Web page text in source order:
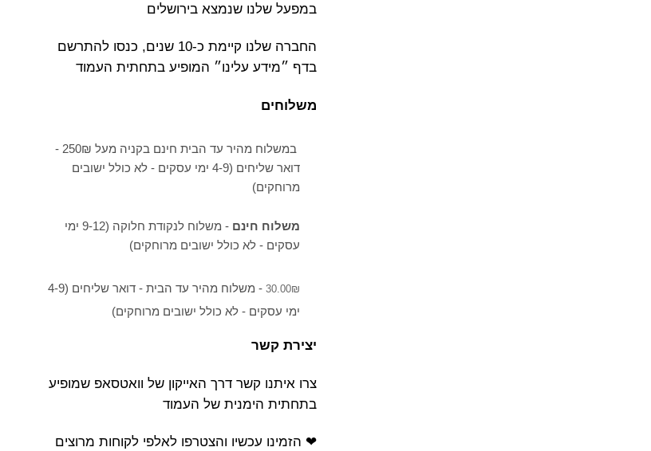
במפעל שלנו שנמצא בירושלים
החברה שלנו קיימת כ-10 שנים, כנסו להתרשם
בדף ״מידע עלינו״ המופיע בתחתית העמוד
משלוחים
במשלוח מהיר עד הבית חינם בקניה מעל 250₪ -
דואר שליחים (4-9 ימי עסקים - לא כולל ישובים
מרוחקים)
משלוח חינם
- משלוח לנקודת חלוקה (9-12 ימי
עסקים - לא כולל ישובים מרוחקים)
30.00₪
- משלוח מהיר עד הבית - דואר שליחים (4-9
ימי עסקים - לא כולל ישובים מרוחקים)
יצירת קשר
צרו איתנו קשר דרך האייקון של וואטסאפ שמופיע
בתחתית הימנית של העמוד
❤ הזמינו עכשיו והצטרפו לאלפי לקוחות מרוצים